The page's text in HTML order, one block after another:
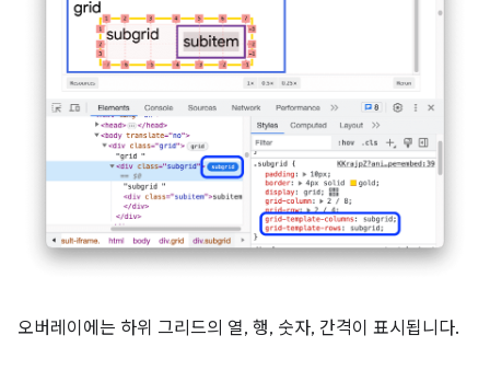
오버레이에는 하위 그리드의 열, 행, 숫자, 간격이 표시됩니다.